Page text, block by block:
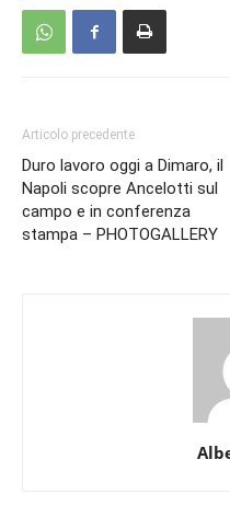
Articolo precedente
Duro lavoro oggi a Dimaro, il
Napoli scopre Ancelotti sul
campo e in conferenza
stampa – PHOTOGALLERY